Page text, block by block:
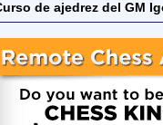
de ajedrez del GM